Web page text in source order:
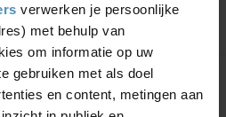
verwerken je persoonlijke
met behulp van
om informatie op uw
gebruiken met als doel
en content, metingen aan
1-1van 1